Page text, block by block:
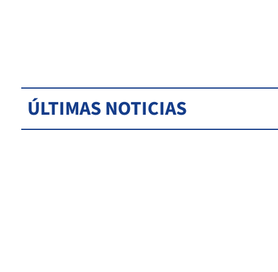
ÚLTIMAS NOTICIAS